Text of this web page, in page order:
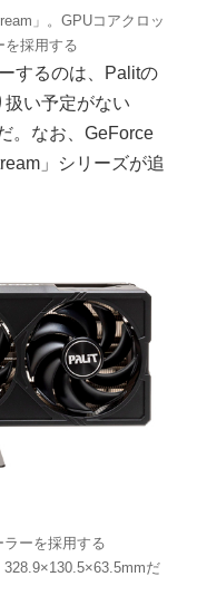
」。GPUコアクロッ
を採用する
するのは、Palitの
い予定がない
。なお、GeForce
」シリーズが追
ーを採用する
328.9×130.5×63.5mmだ